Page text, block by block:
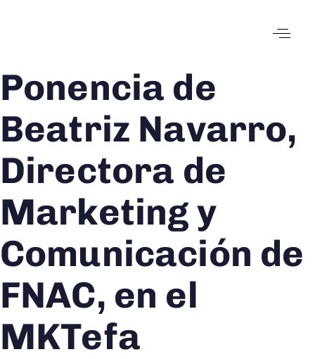
Ponencia de
Beatriz Navarro,
Directora de
Marketing y
Comunicación de
FNAC, en el
MKTefa
Author
Published
Published